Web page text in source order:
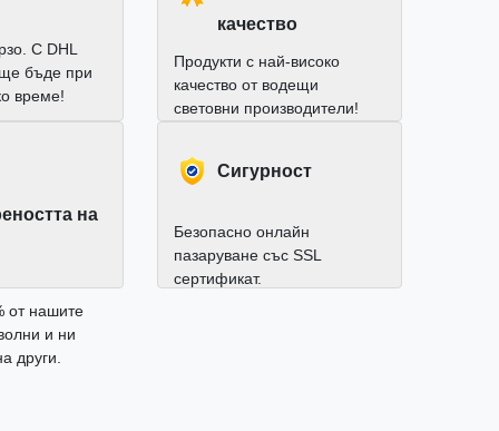
С DHL
бъде при
време!
качество
Продукти с най-високо
качество от водещи
световни производители!
на
от нашите
и ни
други.
Cигурност
Безопасно онлайн
пазаруване със SSL
сертификат.